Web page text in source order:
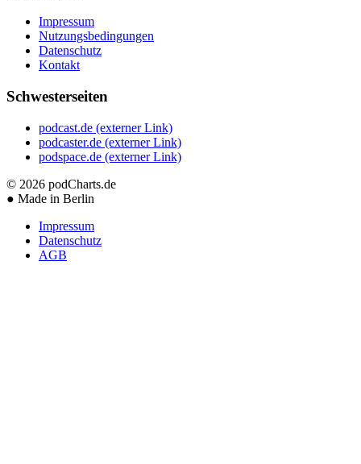
Impressum
Nutzungsbedingungen
Datenschutz
Kontakt
Schwesterseiten
podcast.de (externer Link)
podcaster.de (externer Link)
podspace.de (externer Link)
© 2026 podCharts.de
● Made in Berlin
Impressum
Datenschutz
AGB